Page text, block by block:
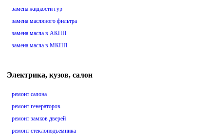
замена жидкости гур
замена масляного фильтра
замена масла в АКПП
замена масла в МКПП
Электрика, кузов, салон
ремонт салона
ремонт генераторов
ремонт замков дверей
ремонт стеклоподъемника